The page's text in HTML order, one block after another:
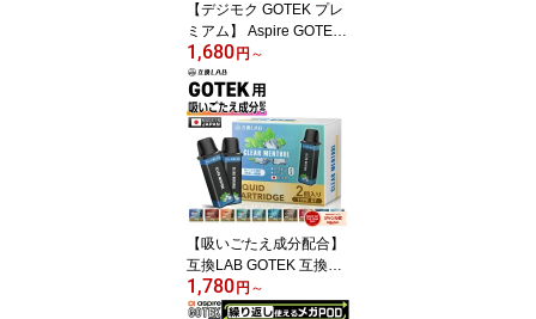
【デジモク GOTEK プレ
ミアム】 Aspire GOTEK
カートリッジ リキッド
ゴーテック カートリッジ
電子タバコ VAPE ベイプ
リキッド 持ち運び シー
シャ POD GOTEK X ゴー
テックX エックス GOTE
K PRO ゴーテック プロ
アスパイア ゴーテック
フレーバー MKLab MKラ
ボ 純正 コイル
1,680 円 ～
【吸いごたえ成分配合】
互換LAB GOTEK 互換カ
ートリッジ リキッド Asp
ire アスパイア ゴーテッ
1,780 円 ～